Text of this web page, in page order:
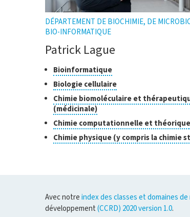
DÉPARTEMENT DE BIOCHIMIE, DE
BIO-INFORMATIQUE
Patrick Lague
Classes
de
recherche
BioinformatiqueCliquer
ouvrir
l'infobulle
Biologie cellulaireCliquer
pour
ouvrir
Chimie biomoléculaire et
(médicinale)Cliquer
pour
ouvrir
l'infobulle
Chimie computationnelle et théorique
Chimie physique (y compris la chimie
Avec notre index des classes et domaines
développement (CCRD) 2020 version 1.0.